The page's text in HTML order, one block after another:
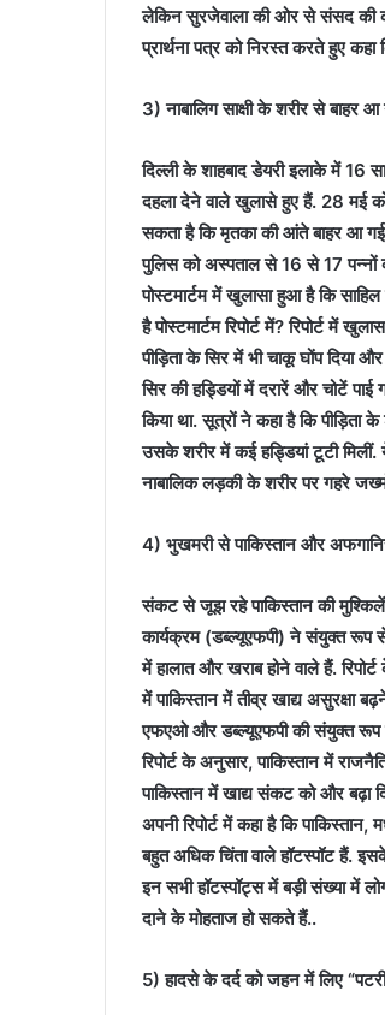
लेकिन सुरजेवाला की ओर से संसद की
प्रार्थना पत्र को निरस्त करते हुए
3) नाबालिग साक्षी के शरीर से बाहर आ
दिल्ली के शाहबाद डेयरी इलाके में 16
दहला देने वाले खुलासे हुए हैं. 28 मई को
सकता है कि मृतका की आंते बाहर आ गई
पुलिस को अस्पताल से 16 से 17 पन्नों
पोस्टमार्टम में खुलासा हुआ है कि
है पोस्टमार्टम रिपोर्ट में? रिपोर्ट
पीड़िता के सिर में भी चाकू घोंप दिया
सिर की हड्डियों में दरारें और चोटें
किया था. सूत्रों ने कहा है कि
उसके शरीर में कई हड्डियां टूटी मिलीं.
नाबालिक लड़की के शरीर पर गहरे
4) भुखमरी से पाकिस्तान और
संकट से जूझ रहे पाकिस्तान की
कार्यक्रम (डब्ल्यूएफपी) ने संयुक्त रूप से
में हालात और खराब होने वाले हैं.
में पाकिस्तान में तीव्र खाद्य असुरक्षा
एफएओ और डब्ल्यूएफपी की संयुक्त रूप से
रिपोर्ट के अनुसार, पाकिस्तान में
पाकिस्तान में खाद्य संकट को और बढ़ा
अपनी रिपोर्ट में कहा है कि
बहुत अधिक चिंता वाले हॉटस्पॉट हैं.
इन सभी हॉटस्पॉट्स में बड़ी संख्या में
दाने के मोहताज हो सकते हैं..
5) हादसे के दर्द को जहन में लिए